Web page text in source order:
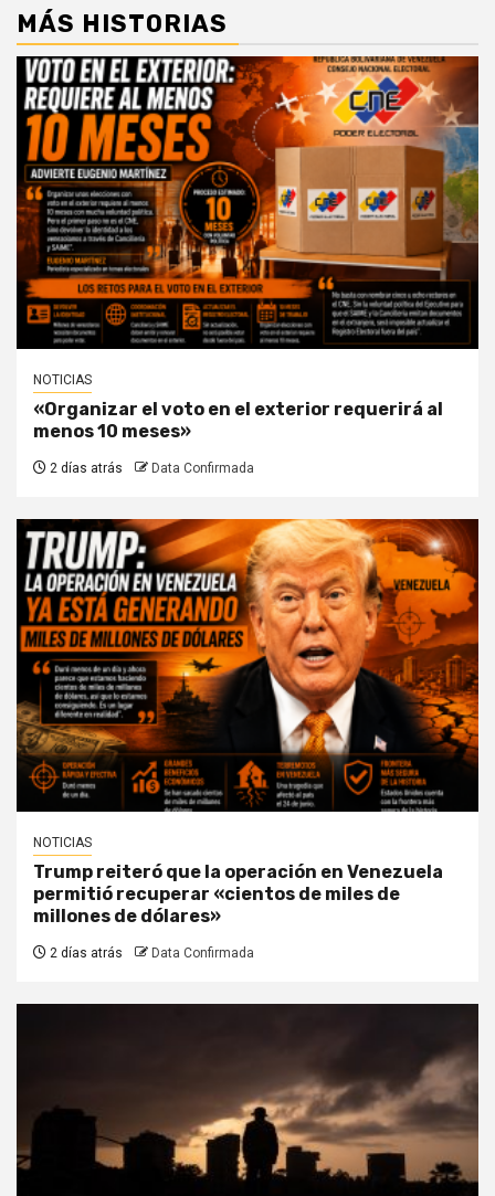
MÁS HISTORIAS
NOTICIAS
«Organizar el voto en el exterior requerirá al
menos 10 meses»
2 días atrás Data Confirmada
NOTICIAS
Trump reiteró que la operación en Venezuela
permitió recuperar «cientos de miles de
millones de dólares»
2 días atrás Data Confirmada